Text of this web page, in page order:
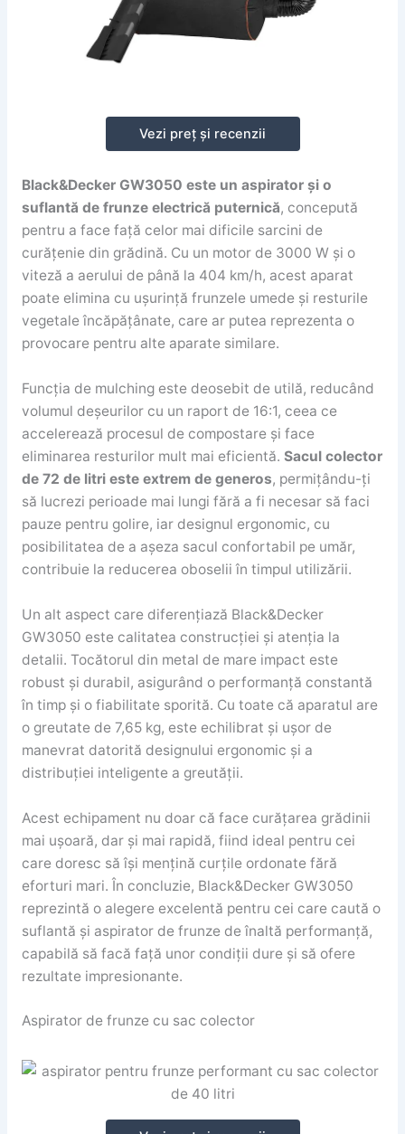
Vezi preț și recenzii
Black&Decker GW3050 este un aspirator și o
suflantă de frunze electrică puternică, concepută
pentru a face față celor mai dificile sarcini de
curățenie din grădină. Cu un motor de 3000 W și o
viteză a aerului de până la 404 km/h, acest aparat
poate elimina cu ușurință frunzele umede și resturile
vegetale încăpățânate, care ar putea reprezenta o
provocare pentru alte aparate similare.
Funcția de mulching este deosebit de utilă, reducând
volumul deșeurilor cu un raport de 16:1, ceea ce
accelerează procesul de compostare și face
eliminarea resturilor mult mai eficientă. Sacul colector
de 72 de litri este extrem de generos, permițându-ți
să lucrezi perioade mai lungi fără a fi necesar să faci
pauze pentru golire, iar designul ergonomic, cu
posibilitatea de a așeza sacul confortabil pe umăr,
contribuie la reducerea oboselii în timpul utilizării.
Un alt aspect care diferențiază Black&Decker
GW3050 este calitatea construcției și atenția la
detalii. Tocătorul din metal de mare impact este
robust și durabil, asigurând o performanță constantă
în timp și o fiabilitate sporită. Cu toate că aparatul are
o greutate de 7,65 kg, este echilibrat și ușor de
manevrat datorită designului ergonomic și a
distribuției inteligente a greutății.
Acest echipament nu doar că face curățarea grădinii
mai ușoară, dar și mai rapidă, fiind ideal pentru cei
care doresc să își mențină curțile ordonate fără
eforturi mari. În concluzie, Black&Decker GW3050
reprezintă o alegere excelentă pentru cei care caută o
suflantă și aspirator de frunze de înaltă performanță,
capabilă să facă față unor condiții dure și să ofere
rezultate impresionante.
Aspirator de frunze cu sac colector